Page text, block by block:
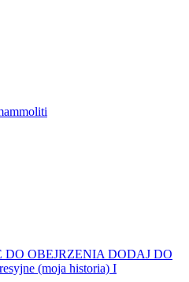
OBEJRZENIA DODAJ DO
(moja historia) I